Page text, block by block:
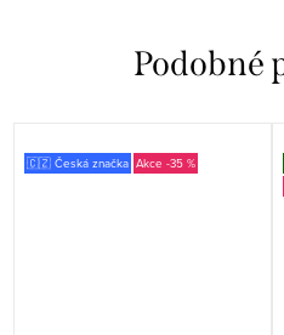
🇨🇿 Česká značka -35 %